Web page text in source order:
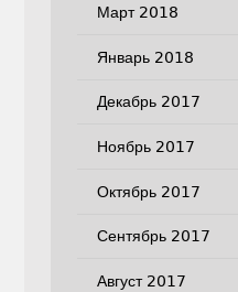
Март 2018
Январь 2018
Декабрь 2017
Ноябрь 2017
Октябрь 2017
Сентябрь 2017
Август 2017